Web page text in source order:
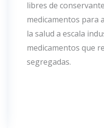
libres de
medicamentos para
la salud a escala
medicamentos que
segregadas.